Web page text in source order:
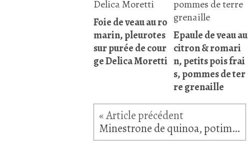
Foie de veau au ro
marin, pleurotes
sur purée de cour
ge Delica Moretti
Epaule de veau au
citron & romari
n, petits pois frai
s, pommes de ter
re grenaille
Minestrone de quinoa, potimarron, kale et champignons de Paris